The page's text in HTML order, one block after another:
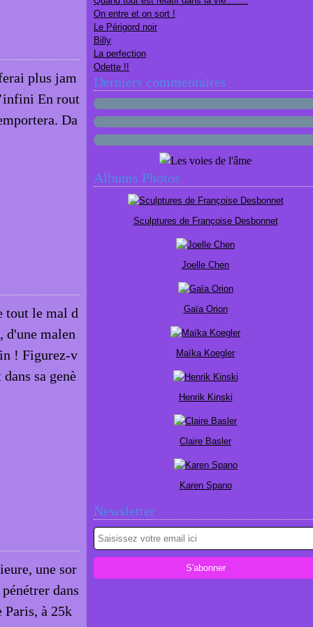
plus jam
En rout
Da
tout le mal d
d'une malen
! Figurez-v
sa genè
une sor
dans
Paris, à 25k
On entre et on sort !
Le Périgord noir
Billy
La perfection
Odette !!
Derniers commentaires
Albums Photos
Sculptures de Françoise Desbonnet
Joelle Chen
Gaïa Orion
Maïka Koegler
Henrik Kinski
Claire Basler
Karen Spano
Newsletter